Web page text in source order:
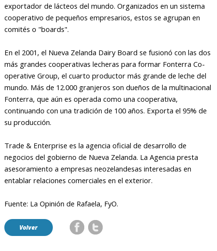
exportador de lácteos del mundo. Organizados en un sistema
cooperativo de pequeños empresarios, estos se agrupan en
comités o "boards".
En el 2001, el Nueva Zelanda Dairy Board se fusionó con las dos
más grandes cooperativas lecheras para formar Fonterra Co-
operative Group, el cuarto productor más grande de leche del
mundo. Más de 12.000 granjeros son dueños de la multinacional
Fonterra, que aún es operada como una cooperativa,
continuando con una tradición de 100 años. Exporta el 95% de
su producción.
Trade & Enterprise es la agencia oficial de desarrollo de
negocios del gobierno de Nueva Zelanda. La Agencia presta
asesoramiento a empresas neozelandesas interesadas en
entablar relaciones comerciales en el exterior.
Fuente: La Opinión de Rafaela, FyO.
Volver